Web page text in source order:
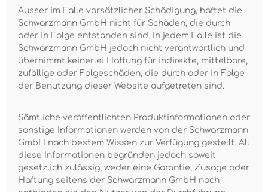
Ausser im Falle vorsätzlicher Schädigung, haftet die
Schwarzmann GmbH nicht für Schäden, die durch
oder in Folge entstanden sind. In jedem Falle ist die
Schwarzmann GmbH jedoch nicht verantwortlich und
übernimmt keinerlei Haftung für indirekte, mittelbare,
zufällige oder Folgeschäden, die durch oder in Folge
der Benutzung dieser Website aufgetreten sind.
Sämtliche veröffentlichten Produktinformationen oder
sonstige Informationen werden von der Schwarzmann
GmbH nach bestem Wissen zur Verfügung gestellt. All
diese Informationen begründen jedoch soweit
gesetzlich zulässig, weder eine Garantie, Zusage oder
Haftung seitens der Schwarzmann GmbH noch